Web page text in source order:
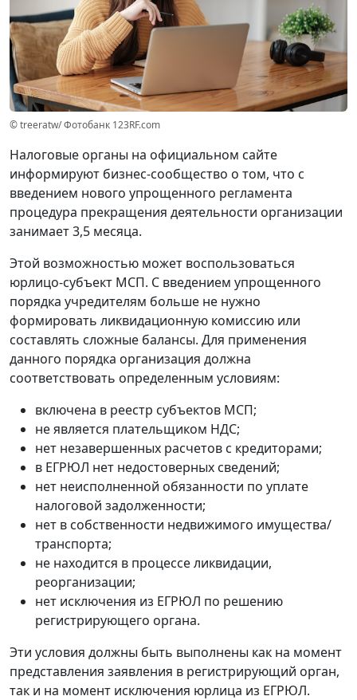
© treeratw/ Фотобанк 123RF.com
Налоговые органы на официальном сайте
информируют бизнес-сообщество о том, что с
введением нового упрощенного регламента
процедура прекращения деятельности организации
занимает 3,5 месяца.
Этой возможностью может воспользоваться
юрлицо-субъект МСП. С введением упрощенного
порядка учредителям больше не нужно
формировать ликвидационную комиссию или
составлять сложные балансы. Для применения
данного порядка организация должна
соответствовать определенным условиям:
включена в реестр субъектов МСП;
не является плательщиком НДС;
нет незавершенных расчетов с кредиторами;
в ЕГРЮЛ нет недостоверных сведений;
нет неисполненной обязанности по уплате
налоговой задолженности;
нет в собственности недвижимого имущества/
транспорта;
не находится в процессе ликвидации,
реорганизации;
нет исключения из ЕГРЮЛ по решению
регистрирующего органа.
Эти условия должны быть выполнены как на момент
представления заявления в регистрирующий орган,
так и на момент исключения юрлица из ЕГРЮЛ.